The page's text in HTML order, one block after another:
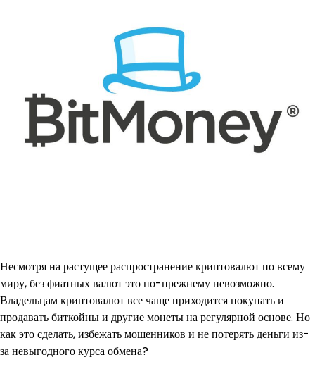
Несмотря на растущее распространение криптовалют по всему
миру, без фиатных валют это по-прежнему невозможно.
Владельцам криптовалют все чаще приходится покупать и
продавать биткойны и другие монеты на регулярной основе. Но
как это сделать, избежать мошенников и не потерять деньги из-
за невыгодного курса обмена?